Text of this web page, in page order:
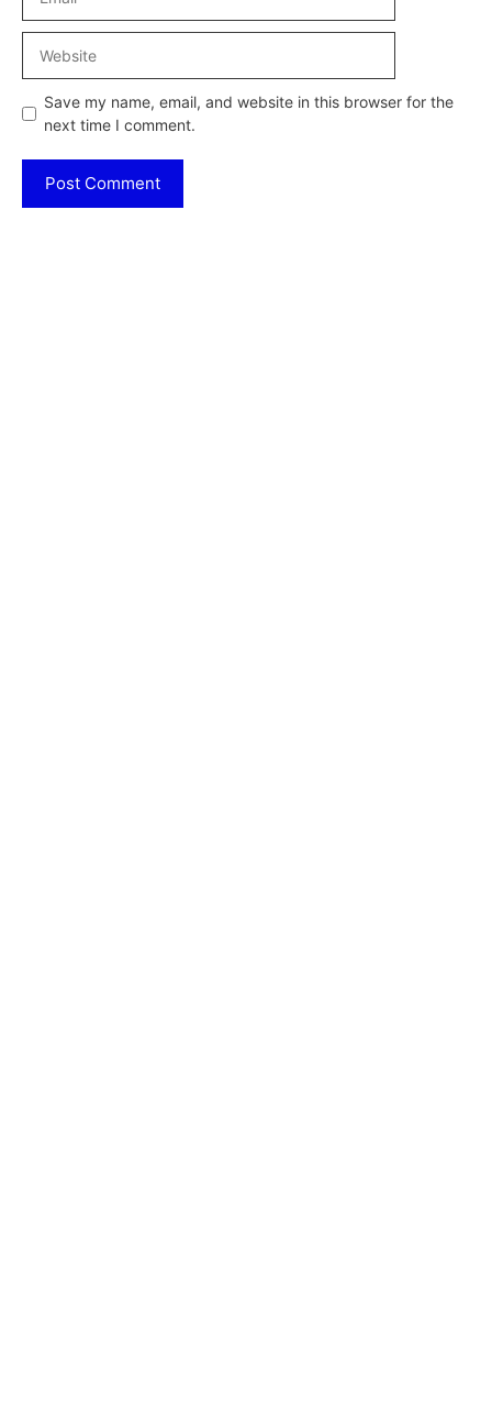
Save my name, email, and website in this browser for the
next time I comment.